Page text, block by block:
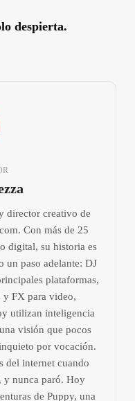
despierta.
director creativo de
Con más de 25
digital, su historia es
un paso adelante: DJ
plataformas,
y FX para video,
utilizan inteligencia
visión que pocos
por vocación.
del internet cuando
y nunca paró. Hoy
de Puppy, una